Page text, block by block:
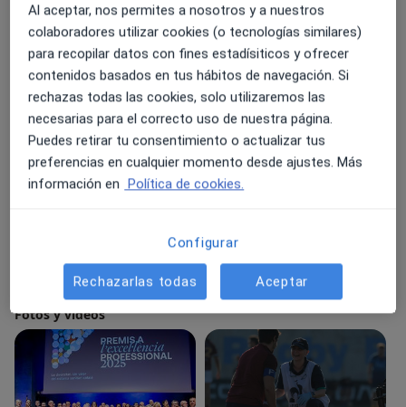
Atención primaria
Nutrición
Principales enfermedades tratadas
Obesidad
Nutrición inadecuada
Problemas nutricionales
Dolor cervical
Dolor crónico de columna
Pacientes que atiendo
PresencialVer direcciones (2)
Fotos y vídeos
Al aceptar, nos permites a nosotros y a nuestros
colaboradores utilizar cookies (o tecnologías similares)
para recopilar datos con fines estadísiticos y ofrecer
contenidos basados en tus hábitos de navegación. Si
rechazas todas las cookies, solo utilizaremos las
necesarias para el correcto uso de nuestra página.
Puedes retirar tu consentimiento o actualizar tus
preferencias en cualquier momento desde ajustes. Más
información en Política de cookies.
Configurar
Rechazarlas todas Aceptar